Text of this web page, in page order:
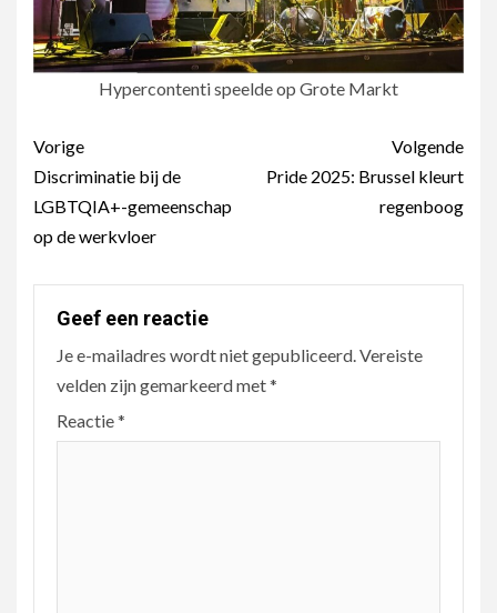
Hypercontenti speelde op Grote Markt
Berichtnavigatie
Vorige
Discriminatie bij de
LGBTQIA+-gemeenschap
op de werkvloer
Volgende
Pride 2025: Brussel kleurt
regenboog
Geef een reactie
Je e-mailadres wordt niet gepubliceerd.Vereiste
velden zijn gemarkeerd met*
Reactie*